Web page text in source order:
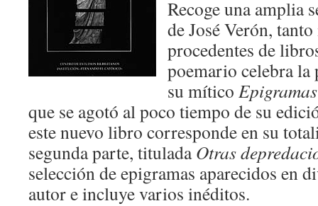
Recoge una amplia
de José Verón,
procedentes de
poemario celebra
su mítico
que se agotó al poco tiempo de su
este nuevo libro corresponde en su
segunda parte, tituladaOtras
selección de epigramas aparecidos en
autor e incluye varios inéditos.